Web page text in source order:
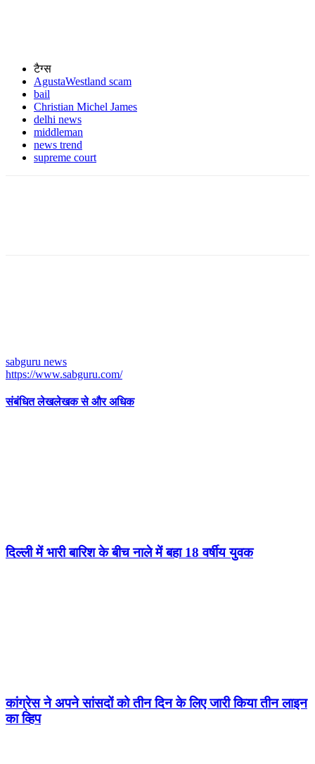
टैग्स
AgustaWestland scam
bail
Christian Michel James
delhi news
middleman
news trend
supreme court
sabguru news
https://www.sabguru.com/
संबंधित लेखलेखक से और अधिक
दिल्ली में भारी बारिश के बीच नाले में बहा 18 वर्षीय युवक
कांग्रेस ने अपने सांसदों को तीन दिन के लिए जारी किया तीन लाइन
का व्हिप